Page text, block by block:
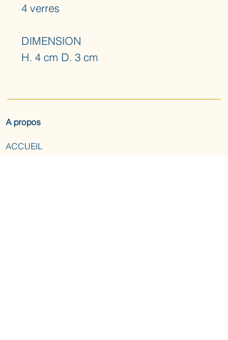
4 verres
DIMENSION
H. 4 cm D. 3 cm
A propos
ACCUEIL